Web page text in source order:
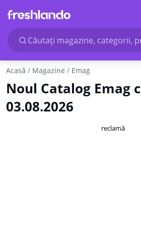
Căutaţi magazine, categorii,
Acasă Magazine Emag
Noul Catalog Emag
03.08.2026
reclamă